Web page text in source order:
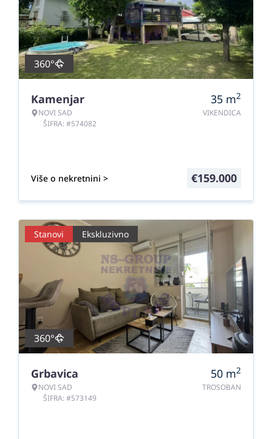
360°
Kamenjar
NOVI SAD
ŠIFRA: #574082
35 m2
VIKENDICA
Više o nekretnini > €159.000
Stanovi Ekskluzivno
360°
Grbavica
NOVI SAD
ŠIFRA: #573149
50 m2
TROSOBAN